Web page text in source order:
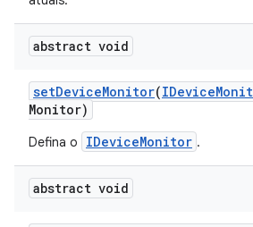
abstract void
setDeviceMonitor(IDevice
Monitor)
Defina o IDeviceMonitor .
abstract void